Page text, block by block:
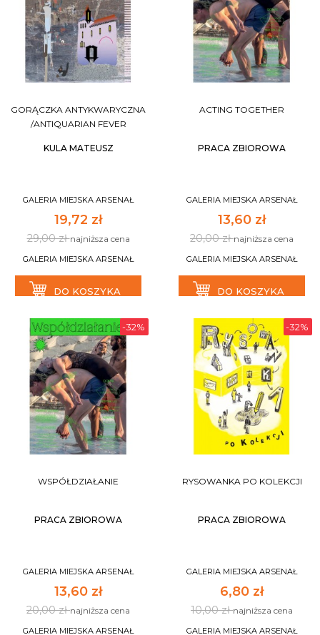
GORĄCZKA ANTYKWARYCZNA
/ANTIQUARIAN FEVER
KULA MATEUSZ
GALERIA MIEJSKA ARSENAŁ
19,72 zł
29,00 złnajniższa cena
GALERIA MIEJSKA ARSENAŁ
DO KOSZYKA
ACTING TOGETHER
PRACA ZBIOROWA
GALERIA MIEJSKA ARSENAŁ
13,60 zł
20,00 złnajniższa cena
GALERIA MIEJSKA ARSENAŁ
DO KOSZYKA
-32%
WSPÓŁDZIAŁANIE
PRACA ZBIOROWA
GALERIA MIEJSKA ARSENAŁ
13,60 zł
20,00 złnajniższa cena
GALERIA MIEJSKA ARSENAŁ
-32%
RYSOWANKA PO KOLEKCJI
PRACA ZBIOROWA
GALERIA MIEJSKA ARSENAŁ
6,80 zł
10,00 złnajniższa cena
GALERIA MIEJSKA ARSENAŁ